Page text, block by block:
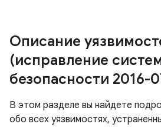
Описание
(исправление
безопасности 2016-
В этом разделе вы найдете
обо всех уязвимостях,